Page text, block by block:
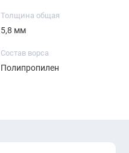
Толщина общая
5,8 мм
Состав ворса
Полипропилен